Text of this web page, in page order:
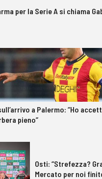
per la Serie A si chiama
a Palermo: “Ho
pieno”
Osti: “Strefezza?
Mercato per noi